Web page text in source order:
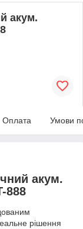
акум.
Оплата Умови
акум.
888
рішення